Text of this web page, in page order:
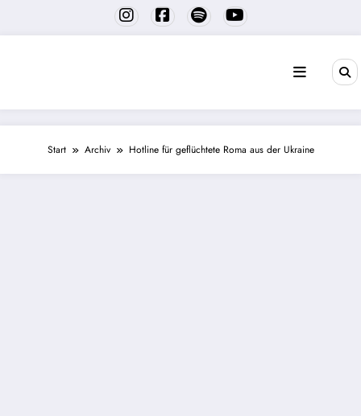
springen
Start Archiv Hotline für geflüchtete Roma aus der Ukraine